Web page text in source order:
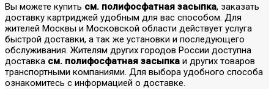
Вы можете купить см. полифосфатная засыпка, заказать
доставку картриджей удобным для вас способом. Для
жителей Москвы и Московской области действует услуга
быстрой доставки, а так же установки и последующего
обслуживания. Жителям других городов России доступна
доставка см. полифосфатная засыпка и других товаров
транспортными компаниями. Для выбора удобного способа
ознакомитесь с информацией о доставке.